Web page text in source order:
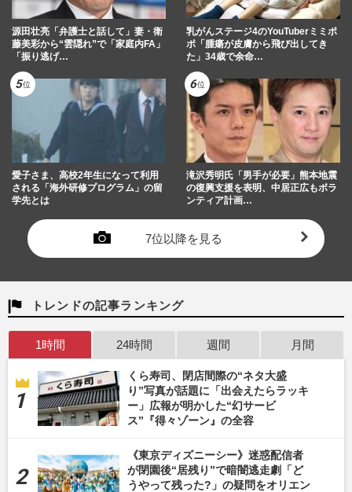
源田壮亮「弁護士と話して」妻・衛
藤美彩から“雲隠れ”で「家庭内FA」
「振り逃げ…
乳がんステージ4のYouTuberミミポ
ポ「腫瘍が皮膚から飛び出してき
た」34歳で余命…
愛子さま、高校2年生になって利用
される「海外研修プログラム」の留
学先とは
滝沢秀明氏「男手が必要」熊本地震
の復興支援を表明、中居正広もボラ
ンティア計画…
7位以降を見る
トレンドの記事ランキング
1時間 24時間 週間 月間
くら寿司、閉店間際の“ネタ大盛
り”写真が話題に「出会えたらラッキ
ー」広報が明かした“幻サービ
ス”『得々ゾーン』の全容
《東京ディズニーシー》迷惑配信者
が閉園後“居残り”で暗闇逃走劇「ど
うやって残った?」の疑問をオリエン